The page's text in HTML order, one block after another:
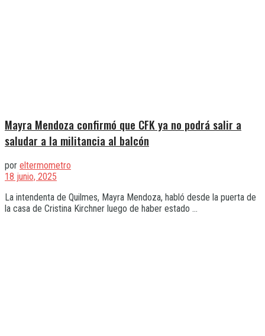
Mayra Mendoza confirmó que CFK ya no podrá salir a
saludar a la militancia al balcón
por eltermometro
18 junio, 2025
La intendenta de Quilmes, Mayra Mendoza, habló desde la puerta de
la casa de Cristina Kirchner luego de haber estado ...